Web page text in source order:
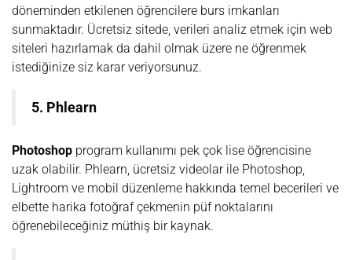
döneminden etkilenen öğrencilere burs imkanları
sunmaktadır. Ücretsiz sitede, verileri analiz etmek için web
siteleri hazırlamak da dahil olmak üzere ne öğrenmek
istediğinize siz karar veriyorsunuz.
5. Phlearn
Photoshop program kullanımı pek çok lise öğrencisine
uzak olabilir. Phlearn, ücretsiz videolar ile Photoshop,
Lightroom ve mobil düzenleme hakkında temel becerileri ve
elbette harika fotoğraf çekmenin püf noktalarını
öğrenebileceğiniz müthiş bir kaynak.